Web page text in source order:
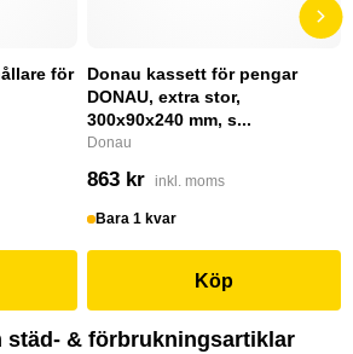
för
Donau kassett för pengar
DONAU, extra stor,
300x90x240 mm, s...
Donau
863 kr inkl. moms
Bara 1 kvar
Köp
städ- & förbrukningsartiklar